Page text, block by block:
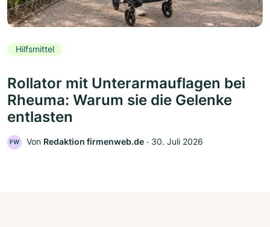
Hilfsmittel
Rollator mit Unterarmauflagen bei
Rheuma: Warum sie die Gelenke
entlasten
FW Von Redaktion firmenweb.de ‧ 30. Juli 2026